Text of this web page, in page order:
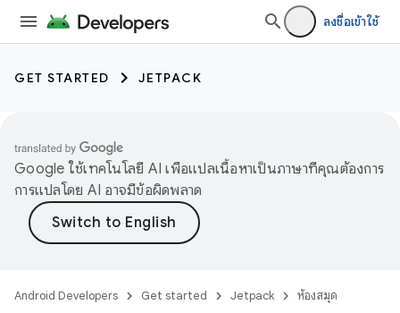
ลงชื่อเข้าใช้
GET STARTED JETPACK
Google ใช้เทคโนโลยี AI เพื่อแปลเนื้อหาเป็นภาษาที่คุณต้องการ
การแปลโดย AI อาจมีข้อผิดพลาด
Android Developers Get started Jetpack ห้องสมุด